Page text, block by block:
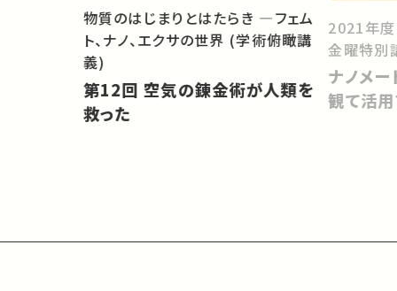
物質のはじまりとはたらき ―フェム
ト、ナノ、エクサの世界 (学術俯瞰講
義)
第12回 空気の錬金術が人類を
救った
2021年度
金曜特別
ナノメー
観て活